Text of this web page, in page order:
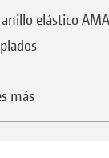
elástico
más